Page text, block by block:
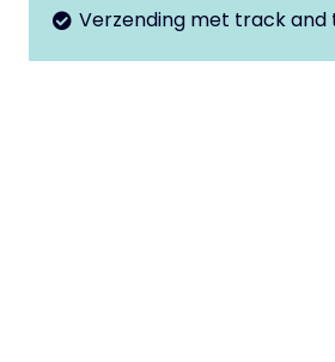
Verzending met track and